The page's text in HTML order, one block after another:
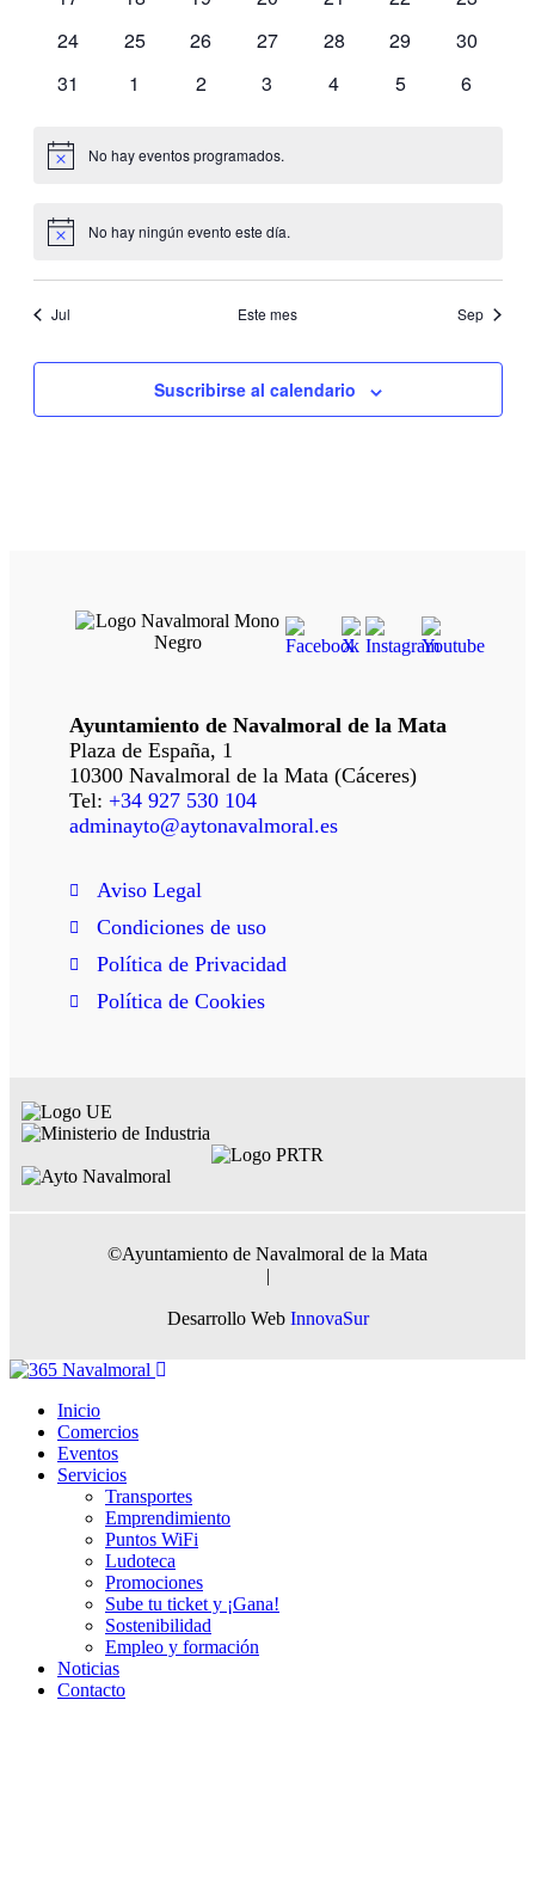
0
24
0
25
0
26
0
27
0
28
0
29
0
30
0
31
0
1
0
2
0
3
0
4
0
5
0
6
Aviso No hay eventos programados.
Aviso No hay ningún evento este día.
Jul Este mes Sep
Suscribirse al calendario
Ayuntamiento de Navalmoral de la Mata
Plaza de España, 1
10300 Navalmoral de la Mata (Cáceres)
Tel: +34 927 530 104
adminayto@aytonavalmoral.es
Aviso Legal
Condiciones de uso
Política de Privacidad
Política de Cookies
©Ayuntamiento de Navalmoral de la Mata
|
Desarrollo Web InnovaSur
Inicio
Comercios
Eventos
Servicios
Transportes
Emprendimiento
Puntos WiFi
Ludoteca
Promociones
Sube tu ticket y ¡Gana!
Sostenibilidad
Empleo y formación
Noticias
Contacto